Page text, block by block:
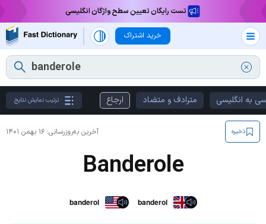
تست رایگان تعیین سطح واژگان انگلیسی
خرید اشتراک
به انگلیسی مترادف و متضاد ارجاع ترتیب نمایش نتایج
آخرین به‌روزرسانی: ۱۶ بهمن ۱۴۰۱ ذخیره
Banderole
banderol banderol